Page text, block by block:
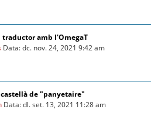
traductor amb l'OmegaT
Data: dc. nov. 24, 2021 9:42 am
de "panyetaire"
Data: dl. set. 13, 2021 11:28 am